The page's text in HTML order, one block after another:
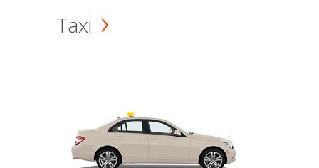
Taxi